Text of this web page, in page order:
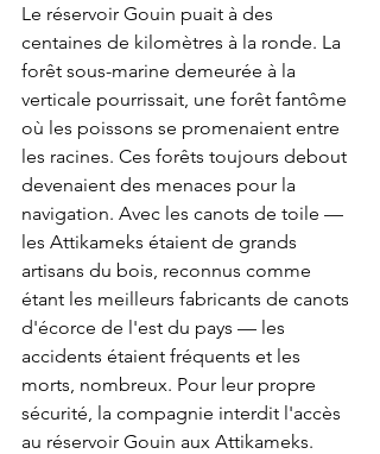
Le réservoir Gouin puait à des
centaines de kilomètres à la ronde. La
forêt sous-marine demeurée à la
verticale pourrissait, une forêt fantôme
où les poissons se promenaient entre
les racines. Ces forêts toujours debout
devenaient des menaces pour la
navigation. Avec les canots de toile —
les Attikameks étaient de grands
artisans du bois, reconnus comme
étant les meilleurs fabricants de canots
d'écorce de l'est du pays — les
accidents étaient fréquents et les
morts, nombreux. Pour leur propre
sécurité, la compagnie interdit l'accès
au réservoir Gouin aux Attikameks.